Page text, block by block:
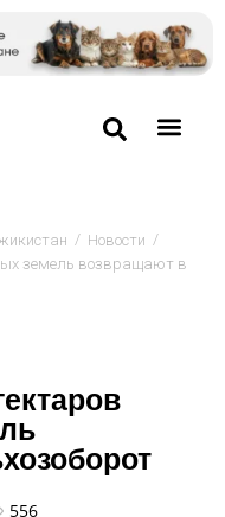
/ Новости /
земель возвращают в
556